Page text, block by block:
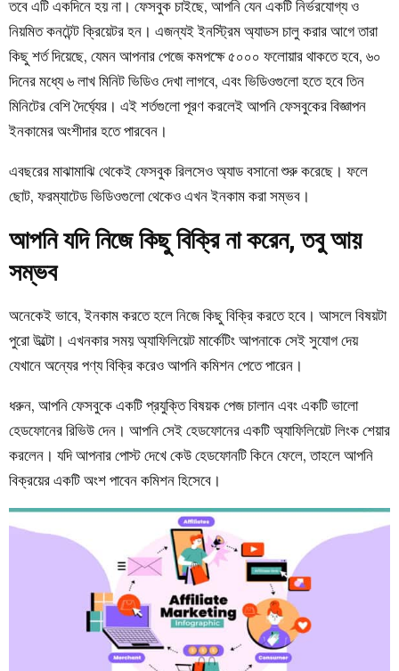
তবে এটি একদিনে হয় না। ফেসবুক চাইছে, আপনি যেন একটি নির্ভরযোগ্য ও
নিয়মিত কনটেন্ট ক্রিয়েটর হন। এজন্যই ইনস্ট্রিম অ্যাডস চালু করার আগে তারা
কিছু শর্ত দিয়েছে, যেমন আপনার পেজে কমপক্ষে ৫০০০ ফলোয়ার থাকতে হবে, ৬০
দিনের মধ্যে ৬ লাখ মিনিট ভিডিও দেখা লাগবে, এবং ভিডিওগুলো হতে হবে তিন
মিনিটের বেশি দৈর্ঘ্যের। এই শর্তগুলো পূরণ করলেই আপনি ফেসবুকের বিজ্ঞাপন
ইনকামের অংশীদার হতে পারবেন।
এবছরের মাঝামাঝি থেকেই ফেসবুক রিলসেও অ্যাড বসানো শুরু করেছে। ফলে
ছোট, ফরম্যাটেড ভিডিওগুলো থেকেও এখন ইনকাম করা সম্ভব।
আপনি যদি নিজে কিছু বিক্রি না করেন, তবু আয়
সম্ভব
অনেকেই ভাবে, ইনকাম করতে হলে নিজে কিছু বিক্রি করতে হবে। আসলে বিষয়টা
পুরো উল্টো। এখনকার সময় অ্যাফিলিয়েট মার্কেটিং আপনাকে সেই সুযোগ দেয়
যেখানে অন্যের পণ্য বিক্রি করেও আপনি কমিশন পেতে পারেন।
ধরুন, আপনি ফেসবুকে একটি প্রযুক্তি বিষয়ক পেজ চালান এবং একটি ভালো
হেডফোনের রিভিউ দেন। আপনি সেই হেডফোনের একটি অ্যাফিলিয়েট লিংক শেয়ার
করলেন। যদি আপনার পোস্ট দেখে কেউ হেডফোনটি কিনে ফেলে, তাহলে আপনি
বিক্রয়ের একটি অংশ পাবেন কমিশন হিসেবে।